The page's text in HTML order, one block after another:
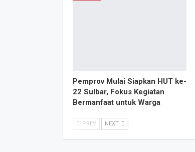
Pemprov Mulai Siapkan HUT ke-
22 Sulbar, Fokus Kegiatan
Bermanfaat untuk Warga
PREV NEXT